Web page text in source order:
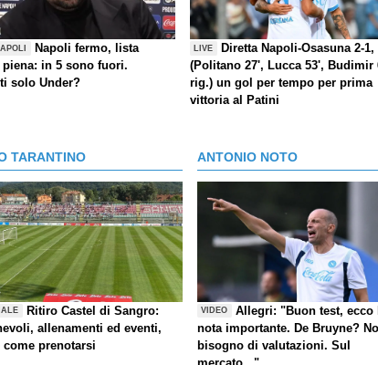
Napoli fermo, lista
piena: in 5 sono fuori.
solo Under?
LIVE
Diretta Napoli-Osasuna 2-1,
(Politano 27', Lucca 53', Budimir
rig.) un gol per tempo per prima
vittoria al Patini
TARANTINO
Ritiro Castel di Sangro:
allenamenti ed eventi,
come prenotarsi
ANTONIO NOTO
VIDEO
Allegri: "Buon test, ecco
nota importante. De Bruyne?
bisogno di valutazioni. Sul